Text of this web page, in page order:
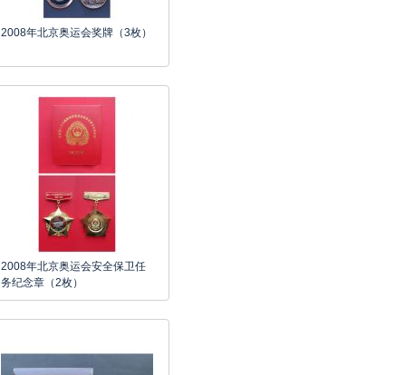
2008年北京奥运会奖牌（3枚）
2008年北京奥运会安全保卫任
务纪念章（2枚）